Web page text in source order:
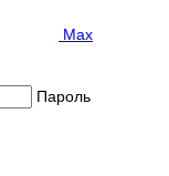
Max
Пароль